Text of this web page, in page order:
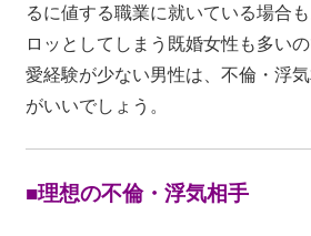
るに値する職業に就いている場合
ロッとしてしまう既婚女性も多い
愛経験が少ない男性は、不倫・浮
がいいでしょう。
■理想の不倫・浮気相手